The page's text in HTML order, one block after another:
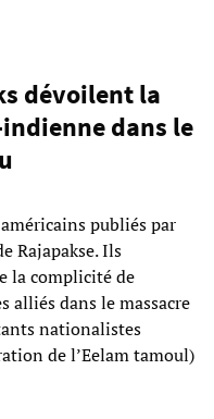
dévoilent la
dans le
publiés par
Rajapakse. Ils
la complicité de
alliés dans le massacre
nationalistes
de l’Eelam tamoul)